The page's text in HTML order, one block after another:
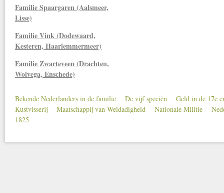
Familie Spaargaren (Aalsmeer,
Lisse)
Familie Vink (Dodewaard,
Kesteren, Haarlemmermeer)
Familie Zwarteveen (Drachten,
Wolvega, Enschede)
Secondary menu
Bekende Nederlanders in de familie De vijf speciën
Geld in de 17e
Kustvisserij
Maatschappij van Weldadigheid Nationale Militie
1825